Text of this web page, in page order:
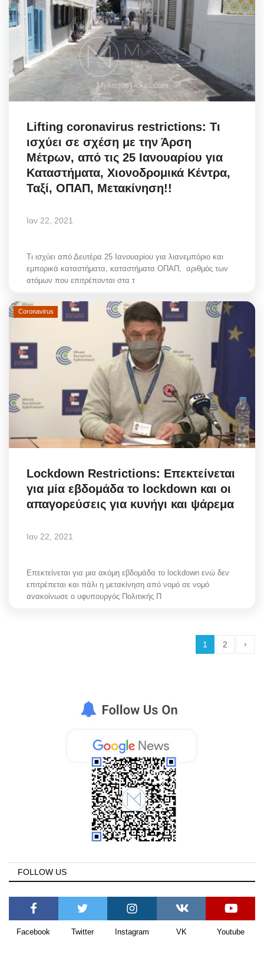
Lifting coronavirus restrictions: Τι
ισχύει σε σχέση με την Άρση
Μέτρων, από τις 25 Ιανουαρίου για
Καταστήματα, Χιονοδρομικά Κέντρα,
Ταξί, ΟΠΑΠ, Μετακίνηση!!
Ιαν 22, 2021
Τι ισχύει από Δευτέρα 25 Ιανουαρίου για λιανεμπόριο και
εμπορικά καταστήματα, καταστήματα ΟΠΑΠ, αριθμός των
ατόμων που επιτρέπονται στα τ
Coronavirus
Lockdown Restrictions: Επεκτείνεται
για μία εβδομάδα το lockdown και οι
απαγορεύσεις για κυνήγι και ψάρεμα
Ιαν 22, 2021
Επεκτείνεται για μια ακόμη εβδομάδα το lockdown ενώ δεν
επιτρέπεται και πάλι η μετακίνηση από νομό σε νομό
ανακοίνωσε ο υφυπουργός Πολιτικής Π
1 2 ›
FOLLOW US
Facebook Twitter Instagram VK Youtube